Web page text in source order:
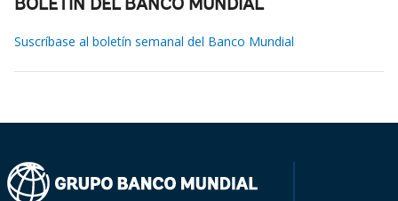
BOLETÍN DEL BANCO MUNDIAL
Suscríbase al boletín semanal del Banco Mundial